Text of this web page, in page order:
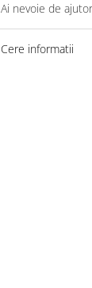
Ai nevoie de
Cere informatii